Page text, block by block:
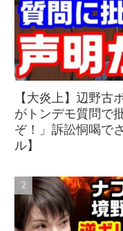
【大炎上】辺野古
がトンデモ質問で
ぞ！」訴訟恫喝で
ル】